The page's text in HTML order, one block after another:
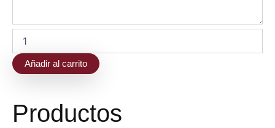
Añadir al carrito
Productos